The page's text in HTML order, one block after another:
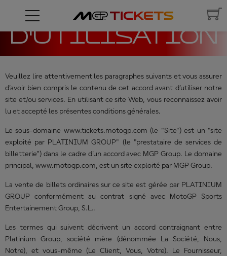
CONDITIONS
D'UTILISATION
Veuillez lire attentivement les paragraphes suivants et vous assurer
d’avoir bien compris le contenu de cet accord avant d’utiliser notre
site et/ou services. En utilisant ce site Web, vous reconnaissez avoir
lu et accepté les présentes conditions générales.
Le sous-domaine www.tickets.motogp.com (le "Site") est un "site
exploité par PLATINIUM GROUP" (le "prestataire de services de
billetterie") dans le cadre d'un accord avec MGP Group. Le domaine
principal, www.motogp.com, est un site exploité par MGP Group.
La vente de billets ordinaires sur ce site est gérée par PLATINIUM
GROUP conformément au contrat signé avec MotoGP Sports
Entertainement Group, S.L..
Les termes qui suivent décrivent un accord contraignant entre
Platinium Group, société mère (dénommée La Société, Nous,
Notre), et vous-même (Le Client, Vous, Votre). Le Fournisseur,